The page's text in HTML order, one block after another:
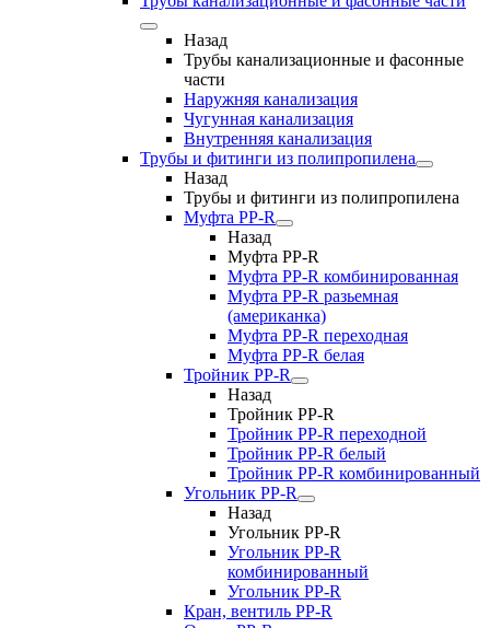
Назад
Трубы канализационные и фасонные
части
Наружняя канализация
Чугунная канализация
Внутренняя канализация
Трубы и фитинги из полипропилена
Назад
Трубы и фитинги из полипропилена
Муфта PP-R
Назад
Муфта PP-R
Муфта РР-R комбинированная
Муфта РР-R разьемная
(американка)
Муфта РР-R переходная
Муфта РР-R белая
Тройник PP-R
Назад
Тройник PP-R
Тройник РР-R переходной
Тройник РР-R белый
Тройник РР-R комбинированный
Угольник PP-R
Назад
Угольник PP-R
Угольник РР-R
комбинированный
Угольник РР-R
Кран, вентиль PP-R